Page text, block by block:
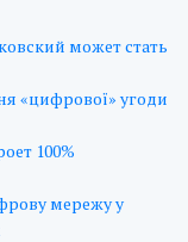
может стать
«цифрової» угоди
100%
мережу у